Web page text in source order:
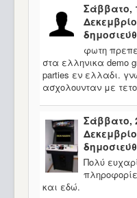
Σάββατο,
φωτη
στα ελληνικα demo
parties εν ελλαδι.
ασχολουνταν με
Σάββατο,
Πολύ
και εδώ.